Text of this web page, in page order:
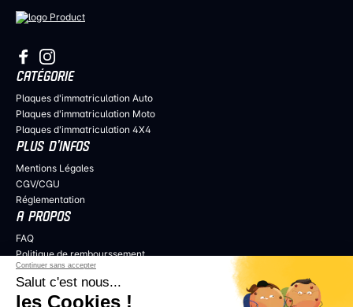
Continuer sans accepter
Salut c'est nous...
les Cookies !
CATÉGORIE
Plaques d'immatriculation Auto
Plaques d'immatriculation Moto
Plaques d'immatriculation 4X4
PLUS D’INFOS
Mentions Légales
CGV/CGU
Réglementation
A PROPOS
FAQ
Politique de rembourssement
Politique de confidentialité
COLLABORER